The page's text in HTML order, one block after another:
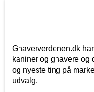
Gnaververdenen.dk
kaniner og gnavere og
og nyeste ting på
udvalg.